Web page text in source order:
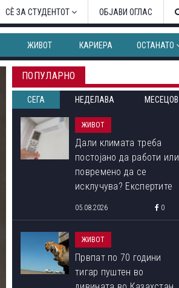
СЀ ЗА СТУДЕНТОТ ОБЈАВИ ОГЛАС
ЖИВОТ КАРИЕРА ОСТАНАТО
ПОПУЛАРНО
СЕГА НЕДЕЛАВА МЕСЕЦОВ
ЖИВОТ
Дали климата треба
постојано да работи или
повремено да се
исклучува? Експертите
троши помалку струја
05.08.2026 0
ЖИВОТ
Првпат по 70 години
тигар пуштен во